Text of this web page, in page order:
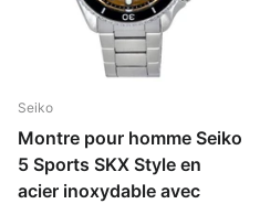
Seiko
Montre pour homme Seiko
5 Sports SKX Style en
acier inoxydable avec